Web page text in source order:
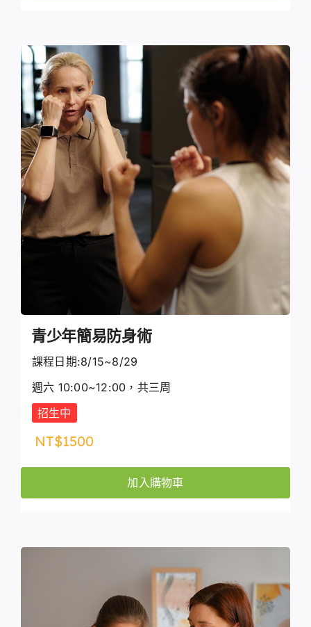
青少年簡易防身術
課程日期:8/15~8/29
週六 10:00~12:00，共三周
招生中
NT$1500
加入購物車